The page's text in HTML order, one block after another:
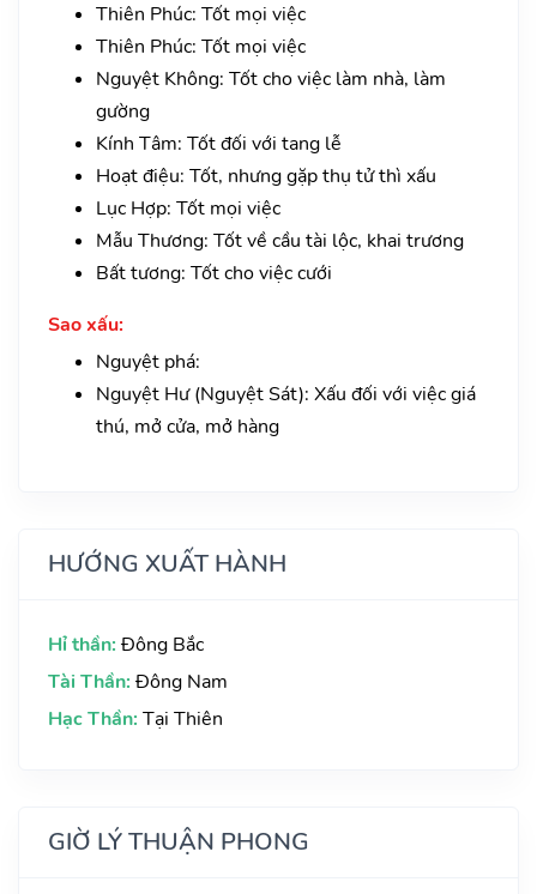
Thiên Phúc: Tốt mọi việc
Thiên Phúc: Tốt mọi việc
Nguyệt Không: Tốt cho việc làm nhà, làm
gường
Kính Tâm: Tốt đối với tang lễ
Hoạt điệu: Tốt, nhưng gặp thụ tử thì xấu
Lục Hợp: Tốt mọi việc
Mẫu Thương: Tốt về cầu tài lộc, khai trương
Bất tương: Tốt cho việc cưới
Sao xấu:
Nguyệt phá:
Nguyệt Hư (Nguyệt Sát): Xấu đối với việc giá
thú, mở cửa, mở hàng
HƯỚNG XUẤT HÀNH
Hỉ thần: Đông Bắc
Tài Thần: Đông Nam
Hạc Thần: Tại Thiên
GIỜ LÝ THUẬN PHONG